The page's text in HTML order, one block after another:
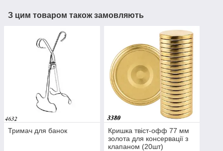
З цим товаром також замовляють
Тримач для банок
Кришка твіст-офф 77 мм
золота для консервації з
клапаном (20шт)